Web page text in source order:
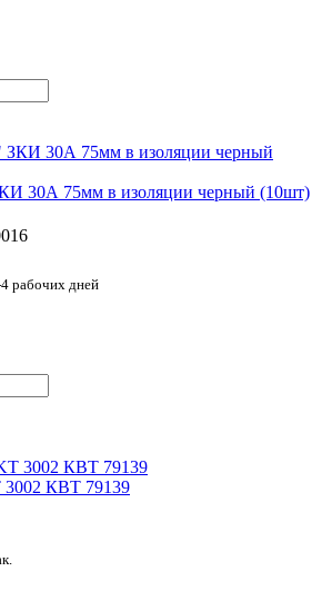
30А 75мм в изоляции черный (10шт)
рабочих дней
КВТ 79139